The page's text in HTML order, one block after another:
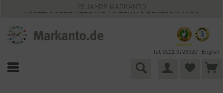
25 JAHRE MARKANTO
KOSTENLOSER VERSAND INNERHALB DEUTSCHLANDS
VIELFÄLTIGE ZAHLUNGSMÖGLICHKEITEN
BESTPRICE-GARANTIE
Tel. 0221 9723920 English